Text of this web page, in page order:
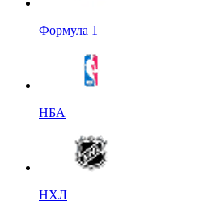
Формула 1
НБА
НХЛ